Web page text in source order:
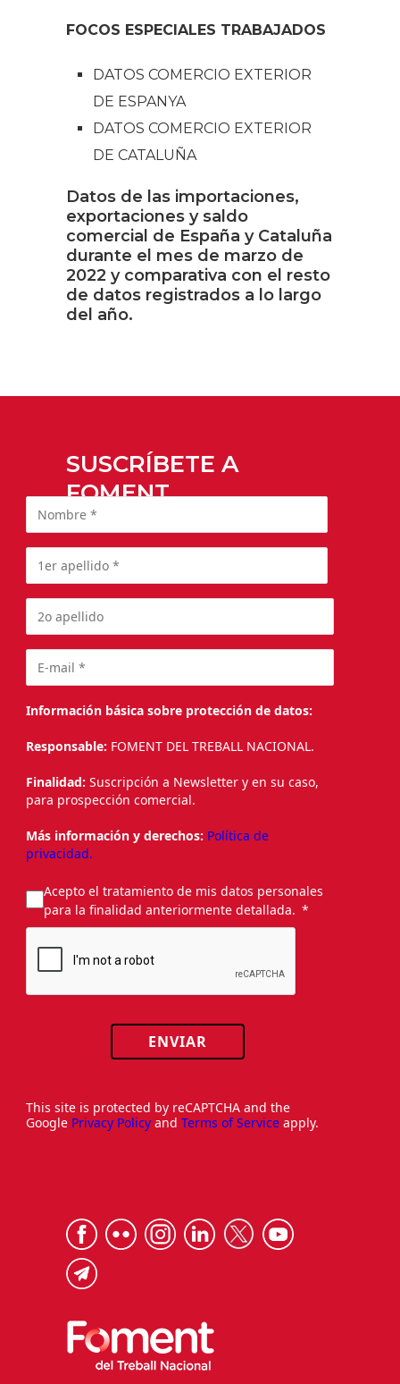
FOCOS ESPECIALES TRABAJADOS
DATOS COMERCIO EXTERIOR
DE ESPANYA
DATOS COMERCIO EXTERIOR
DE CATALUÑA
Datos de las importaciones,
exportaciones y saldo
comercial de España y Cataluña
durante el mes de marzo de
2022 y comparativa con el resto
de datos registrados a lo largo
del año.
SUSCRÍBETE A
FOMENT
Información básica sobre protección de datos:
Responsable: FOMENT DEL TREBALL NACIONAL.
Finalidad: Suscripción a Newsletter y en su caso,
para prospección comercial.
Más información y derechos: Política de
privacidad.
Acepto el tratamiento de mis datos personales
para la finalidad anteriormente detallada.
ENVIAR
This site is protected by reCAPTCHA and the
Google Privacy Policy and Terms of Service apply.